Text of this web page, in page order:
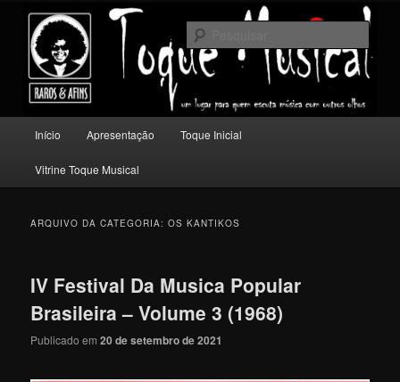
conteúdo
principal
conteúdo
secundário
Toque Musical
Um lugar para quem escuta música com outros olhos.
principal
Início Apresentação Toque Inicial
Vitrine Toque Musical
ARQUIVO DA CATEGORIA:OS KANTIKOS
IV Festival Da Musica Popular
Brasileira – Volume 3 (1968)
Publicado em20 de setembro de 2021